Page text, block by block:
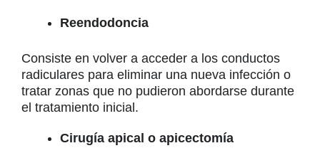
Reendodoncia
Consiste en volver a acceder a los conductos
radiculares para eliminar una nueva infección o
tratar zonas que no pudieron abordarse durante
el tratamiento inicial.
Cirugía apical o apicectomía